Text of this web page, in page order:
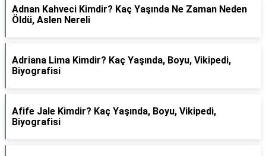
Adnan Kahveci Kimdir? Kaç Yaşında Ne Zaman Neden
Öldü, Aslen Nereli
Adriana Lima Kimdir? Kaç Yaşında, Boyu, Vikipedi,
Biyografisi
Afife Jale Kimdir? Kaç Yaşında, Boyu, Vikipedi,
Biyografisi